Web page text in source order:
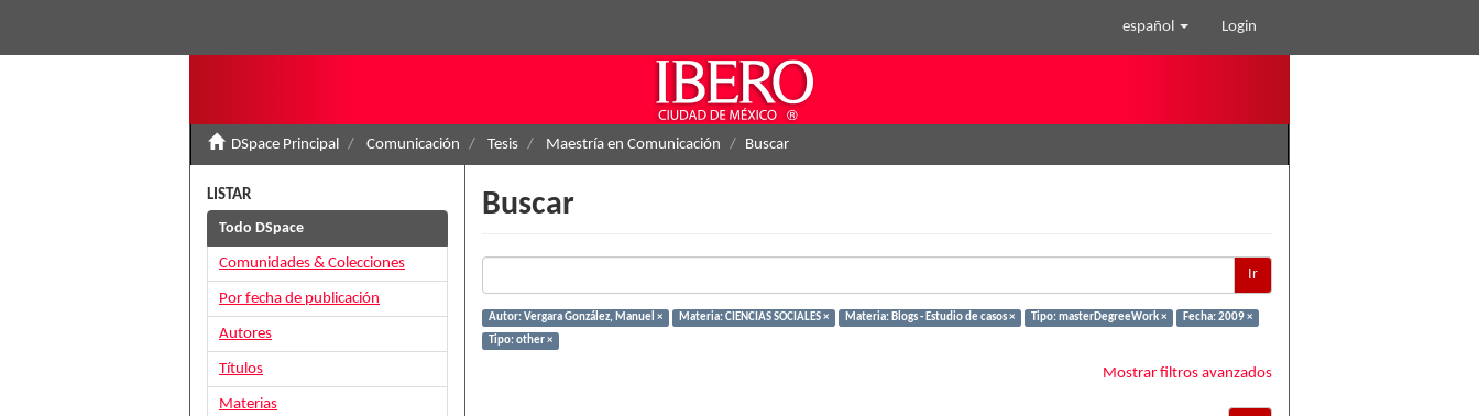
español Login
DSpace Principal Comunicación Tesis Maestría en Comunicación Buscar
Buscar
Ir
Autor: Vergara González, Manuel × Materia: CIENCIAS SOCIALES × Materia: Blogs - Estudio de casos × Tipo: masterDegreeWork ×
Fecha: 2009 ×
Tipo: other ×
Mostrar filtros avanzados
LISTAR
Todo DSpace
Comunidades & Colecciones
Por fecha de publicación
Autores
Títulos
Materias